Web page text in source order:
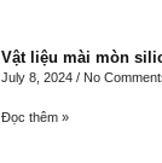
Vật liệu mài mòn
July 8, 2024 No
Đọc thêm »